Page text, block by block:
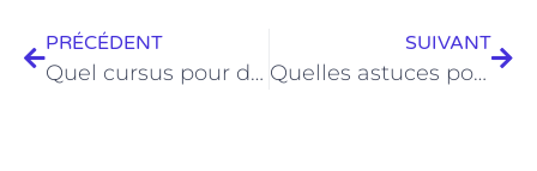
PRÉCÉDENT
Quel cursus pour devenir chargé de clientèle?
SUIVANT
Quelles astuces pour devenir un bon courtier en assurances ?